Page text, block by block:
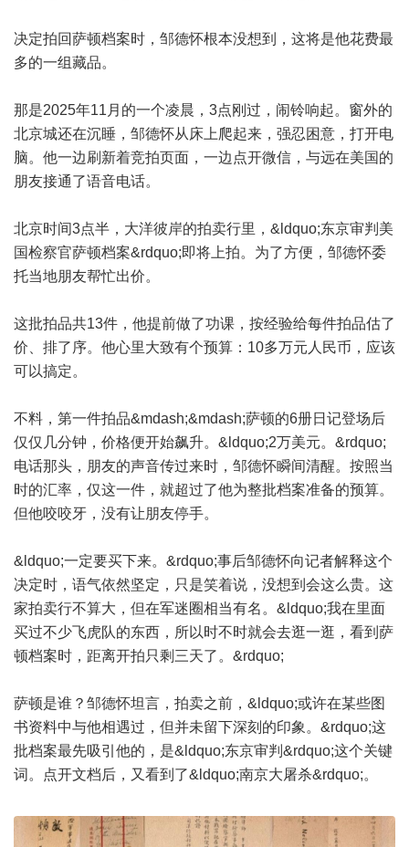
决定拍回萨顿档案时，邹德怀根本没想到，这将是他花费最
多的一组藏品。
那是2025年11月的一个凌晨，3点刚过，闹铃响起。窗外的
北京城还在沉睡，邹德怀从床上爬起来，强忍困意，打开电
脑。他一边刷新着竞拍页面，一边点开微信，与远在美国的
朋友接通了语音电话。
北京时间3点半，大洋彼岸的拍卖行里，&ldquo;东京审判美
国检察官萨顿档案&rdquo;即将上拍。为了方便，邹德怀委
托当地朋友帮忙出价。
这批拍品共13件，他提前做了功课，按经验给每件拍品估了
价、排了序。他心里大致有个预算：10多万元人民币，应该
可以搞定。
不料，第一件拍品&mdash;&mdash;萨顿的6册日记登场后
仅仅几分钟，价格便开始飙升。&ldquo;2万美元。&rdquo;
电话那头，朋友的声音传过来时，邹德怀瞬间清醒。按照当
时的汇率，仅这一件，就超过了他为整批档案准备的预算。
但他咬咬牙，没有让朋友停手。
&ldquo;一定要买下来。&rdquo;事后邹德怀向记者解释这个
决定时，语气依然坚定，只是笑着说，没想到会这么贵。这
家拍卖行不算大，但在军迷圈相当有名。&ldquo;我在里面
买过不少飞虎队的东西，所以时不时就会去逛一逛，看到萨
顿档案时，距离开拍只剩三天了。&rdquo;
萨顿是谁？邹德怀坦言，拍卖之前，&ldquo;或许在某些图
书资料中与他相遇过，但并未留下深刻的印象。&rdquo;这
批档案最先吸引他的，是&ldquo;东京审判&rdquo;这个关键
词。点开文档后，又看到了&ldquo;南京大屠杀&rdquo;。